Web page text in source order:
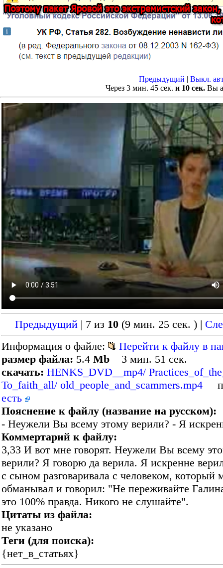
Предыдущий | Выкл.
Через 3 мин. 44 сек. и 10 сек. Вы
Предыдущий| 7 из 10 (9 мин. 25 сек. )|
Информация о файле:
Перейти к файлу в
размер файла: 5.4 Mb 3 мин. 51 сек.
скачать: HENKS_DVD__mp4/
To_faith_all/ old_people_and_scammers.mp4
есть
Пояснение к файлу (название на русском):
- Неужели Вы всему этому верили? - Я
Коммертарий к файлу:
3,33 И вот мне говорят. Неужели Вы всему
верили? Я говорю да верила. Я искренне
с сыном разговаривала с человеком, который
обманывал и говорил: "Не переживайте
это 100% правда. Никого не слушайте".
Цитаты из файла:
не указано
Теги (для поиска):
{нет_в_статьях}